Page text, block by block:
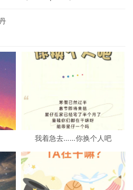
我着急去……你换个人吧